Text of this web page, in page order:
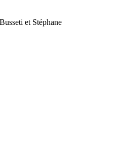
et Stéphane